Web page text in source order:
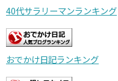
40代サラリーマンランキング
おでかけ日記ランキング